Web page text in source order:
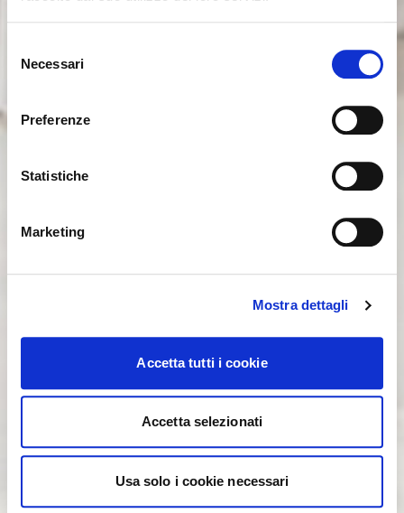
delNecessari
Preferenze
Statistiche
Marketing
Mostra dettagli
Accetta tutti i cookie
Accetta selezionati
Usa solo i cookie necessari
Seems like you’re browsing from Close
International. Would you like to switch to the site in